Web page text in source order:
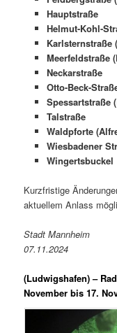
Hauptstraße
Helmut-Kohl-
Karlsternstraße
Meerfeldstraße
Neckarstraße
Otto-Beck-
Spessartstraße
Talstraße
Waldpforte
Wiesbadener
Wingertsbuckel
Kurzfristige
aktuellem Anlass
Stadt Mannheim
07.11.2024
(Ludwigshafen) –
November bis 17.